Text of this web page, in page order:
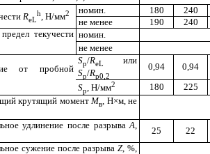
ReL
h, Н/мм2 номин. 180
240
не менее
190
240
текучести номин.
не менее
от пробной
Sp/ReL
или
Sp/Rp0,2
0,94 0,94
Sp, Н/мм2 180
225
крутящий момент Мв Н×м, не
удлинение после разрываА
25 22
сужение после разрываZ, %,